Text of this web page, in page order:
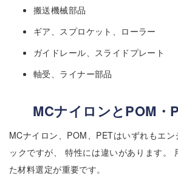
搬送機械部品
ギア、スプロケット、ローラー
ガイドレール、スライドプレート
軸受、ライナー部品
MCナイロンとPOM・
MCナイロン、POM、PETはいずれもエ
ックですが、 特性には違いがあります。
た材料選定が重要です。